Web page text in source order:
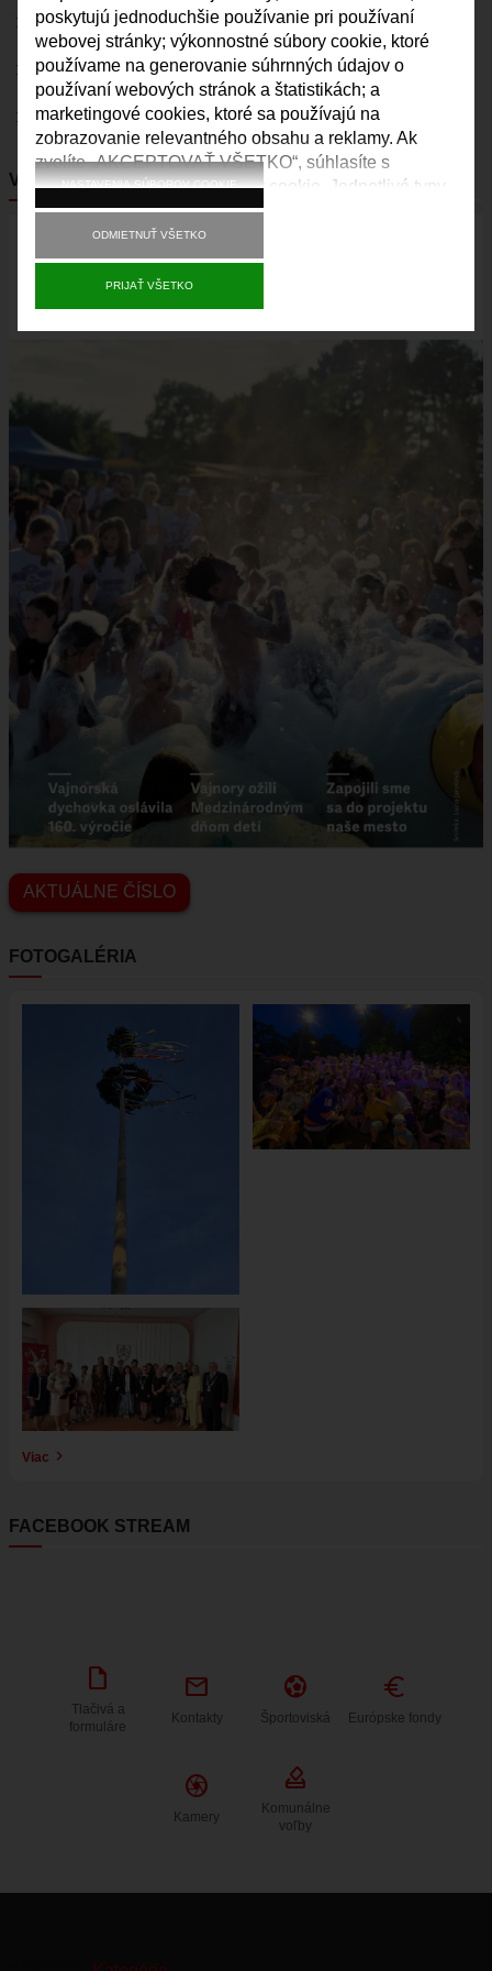
ŠPORT
FK VAJNORY
HK VAJNORY
ŠK VAJNORY
DOM KULTÚRY VAJNORY
DOM SMÚTKU
DRUŽBA
ULICE VO VAJNOROCH
VAJNORSKÝ ĽUDOVÝ DOM
CYKLOTRASA JURAVA
VAJNORSKÉ RYBNÍKY
VAJNORSKÉ JAZERÁ
VAJNORSKÉ VINOHRADY
KONTAKTY
STAROSTA
REFERÁTY
KAMERY
VAJNORY V MÉDIÁCH
ROZHLAS
VAJNORSKÉ NOVINKY
AKTUÁLNE ČÍSLO
FOTOGALÉRIA
Obrázok
Obrázok
Viac
FACEBOOK STREAM
draft
Tlačivá a
formuláre
mail
Kontakty
sports_and_outdoors
Športoviská
Euro
Európske fondy
Camera
Kamery
how_to_vote
Komunálne
voľby
poskytujú jednoduchšie používanie pri používaní
webovej stránky; výkonnostné súbory cookie, ktoré
používame na generovanie súhrnných údajov o
používaní webových stránok a štatistikách; a
marketingové cookies, ktoré sa používajú na
zobrazovanie relevantného obsahu a reklamy. Ak
zvolíte „AKCEPTOVAŤ VŠETKO“, súhlasíte s
používaním všetkých súborov cookie. Jednotlivé typy
súborov cookie môžete prijať a odmietnuť a svoj
súhlas do budúcnosti kedykoľvek odvolať v časti
„Nastavenia“.
NASTAVENIA SÚBOROV COOKIE
ODMIETNUŤ VŠETKO
PRIJAŤ VŠETKO